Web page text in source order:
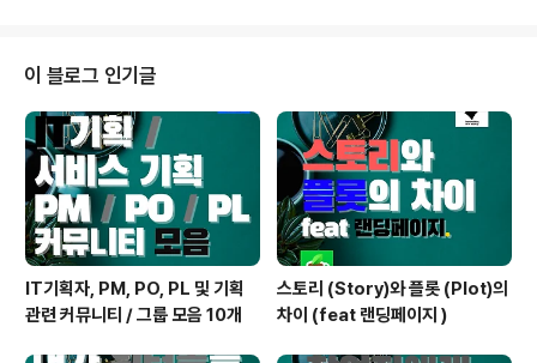
월요일까지 2. 2023 썸썸 스페이스 상반기 (카페 분야) 1
2월 21일 수요일까지 3. 판교 제2 테크노밸리 '창업촌' 입
주 12월 22일 목요일까지 4. 디캠프 2023년 1월 D.Day
x 얼라이언스 출전 스타트업 모집 12월 29일 목요일까지
5. 2023년 1차 광진경제허브 입주 12월 30일 금..
이 블로그 인기글
IT기획자, PM, PO, PL 및 기획
관련 커뮤니티 / 그룹 모음 10개
스토리 (Story)와 플롯 (Plot)의
차이 (feat 랜딩페이지 )